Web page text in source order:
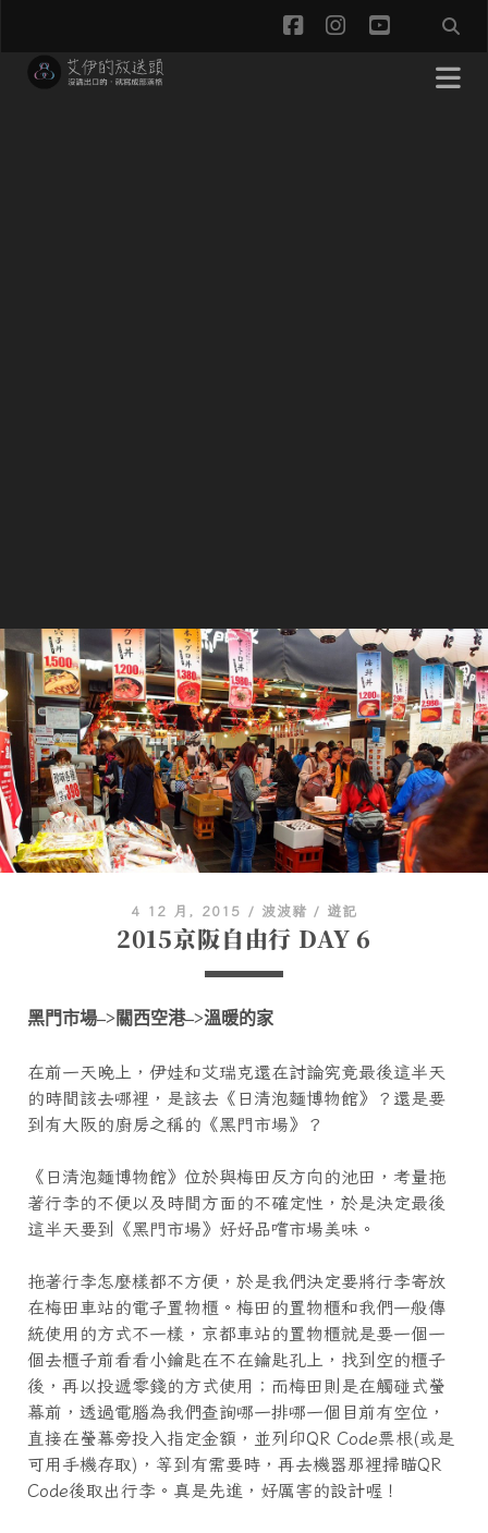
facebook
instagram
youtube
4 12 月, 2015 / 波波豬 / 遊記
2015京阪自由行 DAY 6
黑門市場–>關西空港–>溫暖的家
在前一天晚上，伊娃和艾瑞克還在討論究竟最後這半天
的時間該去哪裡，是該去《日清泡麵博物館》？還是要
到有大阪的廚房之稱的《黑門市場》？
《日清泡麵博物館》位於與梅田反方向的池田，考量拖
著行李的不便以及時間方面的不確定性，於是決定最後
這半天要到《黑門市場》好好品嚐市場美味。
拖著行李怎麼樣都不方便，於是我們決定要將行李寄放
在梅田車站的電子置物櫃。梅田的置物櫃和我們一般傳
統使用的方式不一樣，京都車站的置物櫃就是要一個一
個去櫃子前看看小鑰匙在不在鑰匙孔上，找到空的櫃子
後，再以投遞零錢的方式使用；而梅田則是在觸碰式螢
幕前，透過電腦為我們查詢哪一排哪一個目前有空位，
直接在螢幕旁投入指定金額，並列印QR Code票根(或是
可用手機存取)，等到有需要時，再去機器那裡掃瞄QR
Code後取出行李。真是先進，好厲害的設計喔！